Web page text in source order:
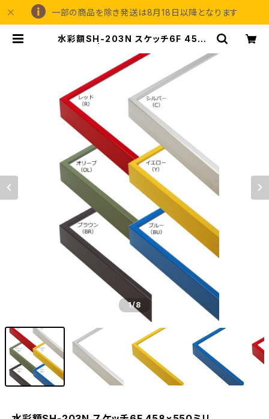
一部の商品を除き発送は8月18日以降となります
水彩額SH-203N スケッチ6F 458×
ミングアイガ
1/8